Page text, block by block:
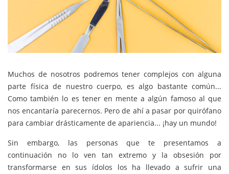
Muchos de nosotros podremos tener complejos con alguna
parte física de nuestro cuerpo, es algo bastante común...
Como también lo es tener en mente a algún famoso al que
nos encantaría parecernos. Pero de ahí a pasar por quirófano
para cambiar drásticamente de apariencia... ¡hay un mundo!
Sin embargo, las personas que te presentamos a
continuación no lo ven tan extremo y la obsesión por
transformarse en sus ídolos los ha llevado a sufrir una